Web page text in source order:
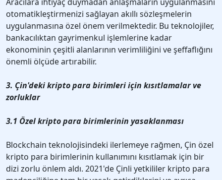
otomatikleştirmenizi sağlayan akıllı sözleşmelerin
uygulanmasına özel önem verilmektedir. Bu teknolojiler,
bankacılıktan gayrimenkul işlemlerine kadar
ekonominin çeşitli alanlarının verimliliğini ve şeffaflığını
önemli ölçüde artırabilir.
3. Çin'deki kripto para birimleri için kısıtlamalar ve
zorluklar
3.1 Özel kripto para birimlerinin yasaklanması
Blockchain teknolojisindeki ilerlemeye rağmen, Çin özel
kripto para birimlerinin kullanımını kısıtlamak için bir
dizi zorlu önlem aldı. 2021'de Çinli yetkililer kripto para